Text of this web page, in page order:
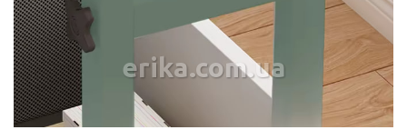
erika.com.ua